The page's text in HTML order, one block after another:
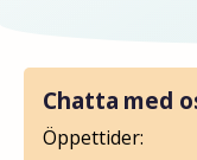
Chatta med
Öppettider: